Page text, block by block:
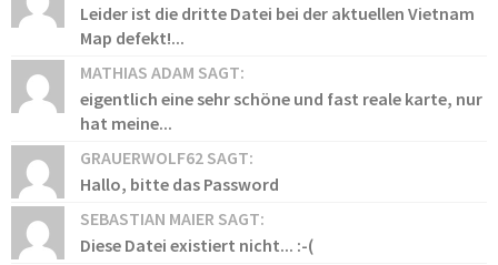
Leider ist die dritte Datei bei der aktuellen Vietnam
Map defekt!...
MATHIAS ADAM SAGT:
eigentlich eine sehr schöne und fast reale karte, nur
hat meine...
GRAUERWOLF62 SAGT:
Hallo, bitte das Password
SEBASTIAN MAIER SAGT:
Diese Datei existiert nicht... :-(